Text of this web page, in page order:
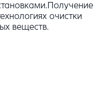
очистки
веществ.